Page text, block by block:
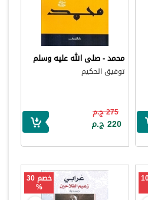
محمد - صلى الله عليه وسلم
توفيق الحكيم
275 ج.م
220 ج.م
10 خصم 30
%